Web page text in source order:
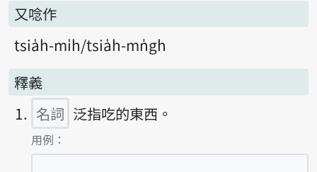
又唸作
tsia̍h-mi̍h tsia̍h-mn̍gh
釋義
名詞 泛指吃的東西。
第1項釋義的
用例：